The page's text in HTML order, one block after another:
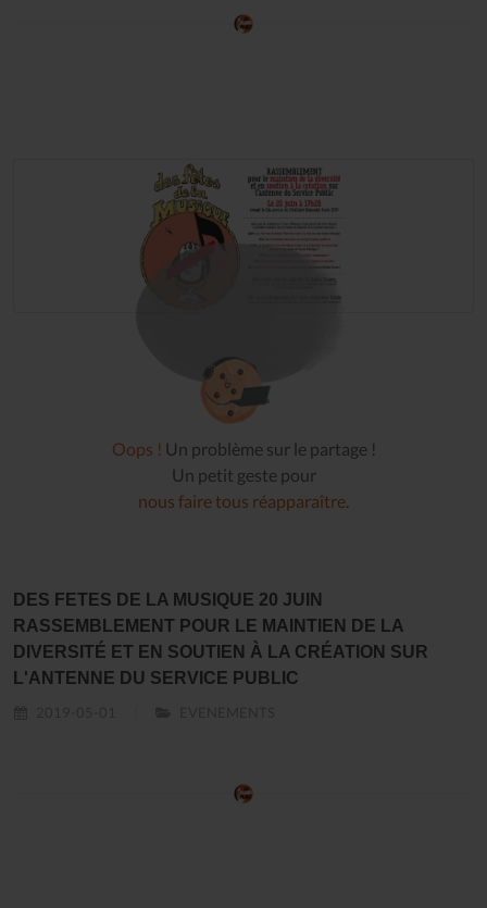
Oops ! Un problème sur le partage !
Un petit geste pour
nous faire tous réapparaître.
DES FETES DE LA MUSIQUE 20 JUIN
RASSEMBLEMENT POUR LE MAINTIEN DE LA
DIVERSITÉ ET EN SOUTIEN À LA CRÉATION SUR
L'ANTENNE DU SERVICE PUBLIC